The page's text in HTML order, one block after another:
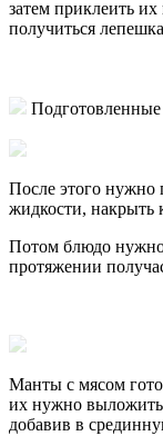
затем приклеить
получиться
После этого нужно
жидкости, накрыть
Потом блюдо нужно
протяжении
Манты с мясом
их нужно выложить
добавив в